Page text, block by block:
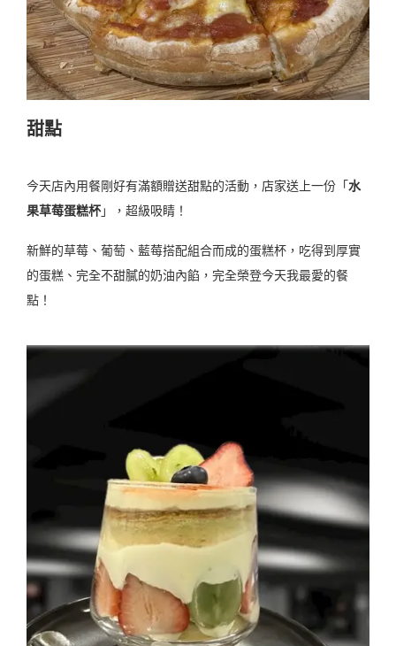
甜點
今天店內用餐剛好有滿額贈送甜點的活動，店家送上一份「水
果草莓蛋糕杯」，超級吸睛！
新鮮的草莓、葡萄、藍莓搭配組合而成的蛋糕杯，吃得到厚實
的蛋糕、完全不甜膩的奶油內餡，完全榮登今天我最愛的餐
點！